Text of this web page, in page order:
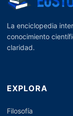
La enciclopedia
conocimiento
claridad.
EXPLORA
Filosofía